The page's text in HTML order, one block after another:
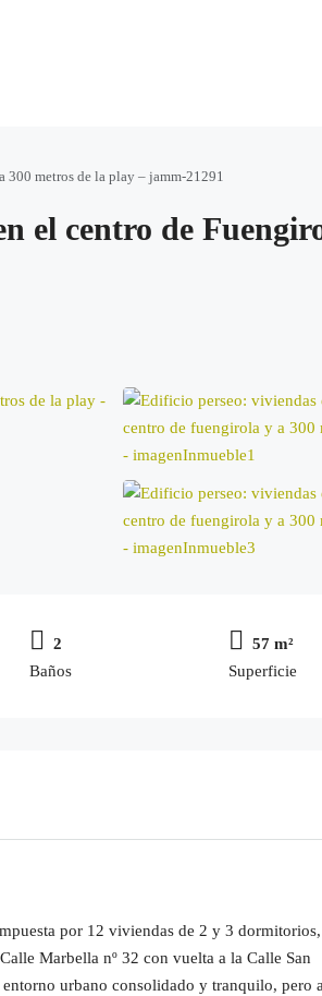
metros de la play – jamm-21291
el centro de
2
Baños
57 m²
Superficie
por 12 viviendas de 2 y 3 dormitorios,
Marbella nº 32 con vuelta a la Calle San
urbano consolidado y tranquilo, pero